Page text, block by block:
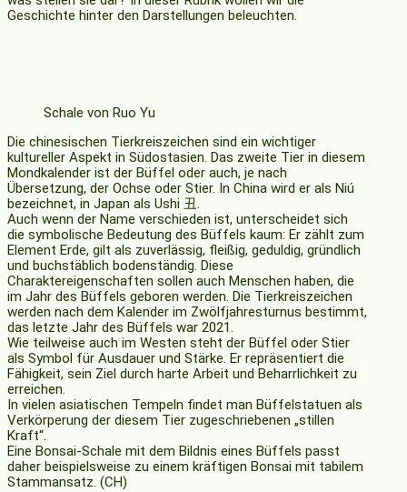
Geschichte hinter den Darstellungen beleuchten.
Schale von Ruo Yu
Die chinesischen Tierkreiszeichen sind ein wichtiger
kultureller Aspekt in Südostasien. Das zweite Tier in diesem
Mondkalender ist der Büffel oder auch, je nach
Übersetzung, der Ochse oder Stier. In China wird er als Niú
bezeichnet, in Japan als Ushi 丑.
Auch wenn der Name verschieden ist, unterscheidet sich
die symbolische Bedeutung des Büffels kaum: Er zählt zum
Element Erde, gilt als zuverlässig, fleißig, geduldig, gründlich
und buchstäblich bodenständig. Diese
Charaktereigenschaften sollen auch Menschen haben, die
im Jahr des Büffels geboren werden. Die Tierkreiszeichen
werden nach dem Kalender im Zwölfjahresturnus bestimmt,
das letzte Jahr des Büffels war 2021.
Wie teilweise auch im Westen steht der Büffel oder Stier
als Symbol für Ausdauer und Stärke. Er repräsentiert die
Fähigkeit, sein Ziel durch harte Arbeit und Beharrlichkeit zu
erreichen.
In vielen asiatischen Tempeln findet man Büffelstatuen als
Verkörperung der diesem Tier zugeschriebenen „stillen
Kraft“.
Eine Bonsai-Schale mit dem Bildnis eines Büffels passt
daher beispielsweise zu einem kräftigen Bonsai mit tabilem
Stammansatz. (CH)